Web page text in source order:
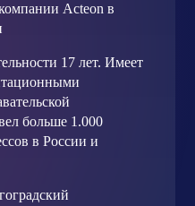
Acteon в
17 лет. Имеет
больше 1.000
в России и